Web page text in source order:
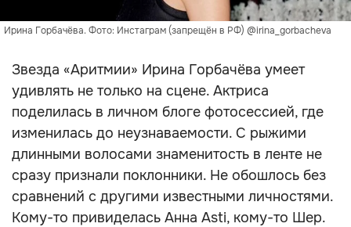
Ирина Горбачёва. Фото: Инстаграм (запрещён в РФ) @irina_gorbacheva
Звезда «Аритмии» Ирина Горбачёва умеет
удивлять не только на сцене. Актриса
поделилась в личном блоге фотосессией, где
изменилась до неузнаваемости. С рыжими
длинными волосами знаменитость в ленте не
сразу признали поклонники. Не обошлось без
сравнений с другими известными личностями.
Кому-то привиделась Анна Asti, кому-то Шер.